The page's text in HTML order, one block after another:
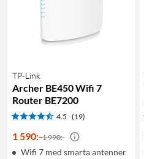
TP-Link
Archer BE450 Wifi 7
Router BE7200
4.5 (19)
1 590:-1 990:-
Wifi 7 med smarta antenner